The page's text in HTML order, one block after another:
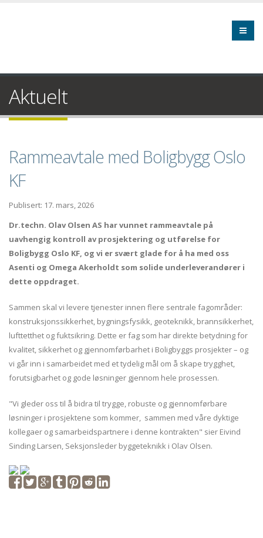
Aktuelt
Rammeavtale med Boligbygg Oslo
KF
Publisert: 17. mars, 2026
Dr.techn. Olav Olsen AS har vunnet rammeavtale på
uavhengig kontroll av prosjektering og utførelse for
Boligbygg Oslo KF, og vi er svært glade for å ha med oss
Asenti og Omega Akerholdt som solide underleverandører i
dette oppdraget.
Sammen skal vi levere tjenester innen flere sentrale fagområder:
konstruksjonssikkerhet, bygningsfysikk, geoteknikk, brannsikkerhet,
lufttetthet og fuktsikring. Dette er fag som har direkte betydning for
kvalitet, sikkerhet og gjennomførbarhet i Boligbyggs prosjekter – og
vi går inn i samarbeidet med et tydelig mål om å skape trygghet,
forutsigbarhet og gode løsninger gjennom hele prosessen.
"Vi gleder oss til å bidra til trygge, robuste og gjennomførbare
løsninger i prosjektene som kommer, sammen med våre dyktige
kollegaer og samarbeidspartnere i denne kontrakten" sier Eivind
Sinding Larsen, Seksjonsleder byggeteknikk i Olav Olsen.
ShareTweetSharePost Pin Submit